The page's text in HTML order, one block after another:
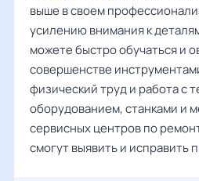
выше в своем
усилению внимания к
можете быстро обучаться и
совершенстве
физический труд и работа с
оборудованием, станками и
сервисных центров по
смогут выявить и исправить